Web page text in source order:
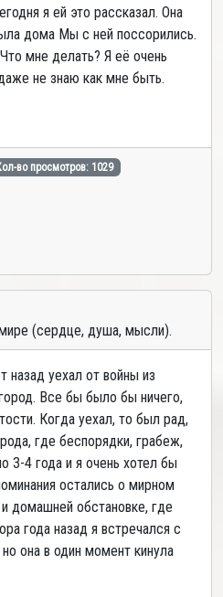
я ей это рассказал. Она
дома Мы с ней поссорились.
мне делать? Я её очень
не знаю как мне быть.
во просмотров: 1029
(сердце, душа, мысли).
назад уехал от войны из
Все бы было бы ничего,
Когда уехал, то был рад,
где беспорядки, грабеж,
3-4 года и я очень хотел бы
остались о мирном
домашней обстановке, где
года назад я встречался с
она в один момент кинула